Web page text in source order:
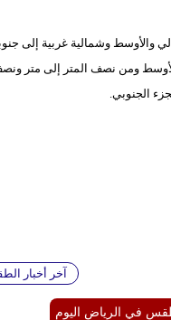
بسرعة (20 - 40) كم/ساعة على الجزء الشمالي والأوسط وشمالية غربية إلى
والأوسط ومن نصف المتر إلى متر
الجنوبي.
آخر أخبار
في الرياض اليوم